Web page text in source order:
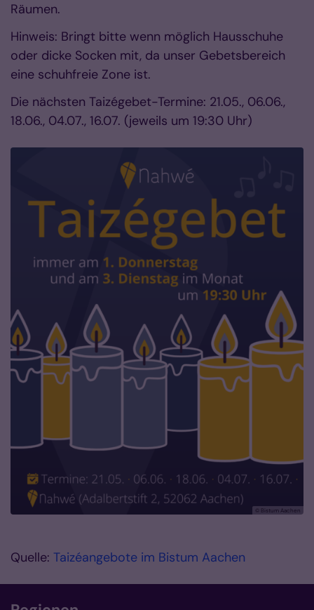
Räumen.
Hinweis: Bringt bitte wenn möglich Hausschuhe
oder dicke Socken mit, da unser Gebetsbereich
eine schuhfreie Zone ist.
Die nächsten Taizégebet-Termine: 21.05., 06.06.,
18.06., 04.07., 16.07. (jeweils um 19:30 Uhr)
© Bistum Aachen
Quelle: Taizéangebote im Bistum Aachen